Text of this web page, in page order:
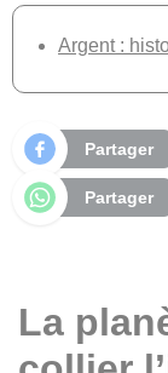
Argent :
Partager
Partager
La